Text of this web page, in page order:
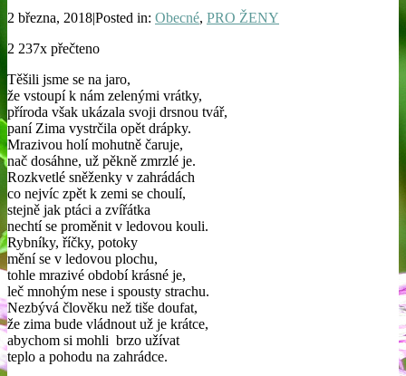
2 března, 2018|Posted in: Obecné, PRO ŽENY
2 237x přečteno
Těšili jsme se na jaro,
že vstoupí k nám zelenými vrátky,
příroda však ukázala svoji drsnou tvář,
paní Zima vystrčila opět drápky.
Mrazivou holí mohutně čaruje,
nač dosáhne, už pěkně zmrzlé je.
Rozkvetlé sněženky v zahrádách
co nejvíc zpět k zemi se choulí,
stejně jak ptáci a zvířátka
nechtí se proměnit v ledovou kouli.
Rybníky, říčky, potoky
mění se v ledovou plochu,
tohle mrazivé období krásné je,
leč mnohým nese i spousty strachu.
Nezbývá člověku než tiše doufat,
že zima bude vládnout už je krátce,
abychom si mohli brzo užívat
teplo a pohodu na zahrádce.